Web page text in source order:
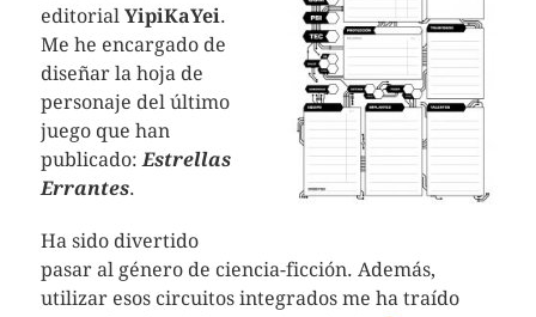
editorial YipiKaYei.
Me he encargado de
diseñar la hoja de
personaje del último
juego que han
publicado:Estrellas
Errantes.
Ha sido divertido
pasar al género de ciencia-ficción. Además,
utilizar esos circuitos integrados me ha traído